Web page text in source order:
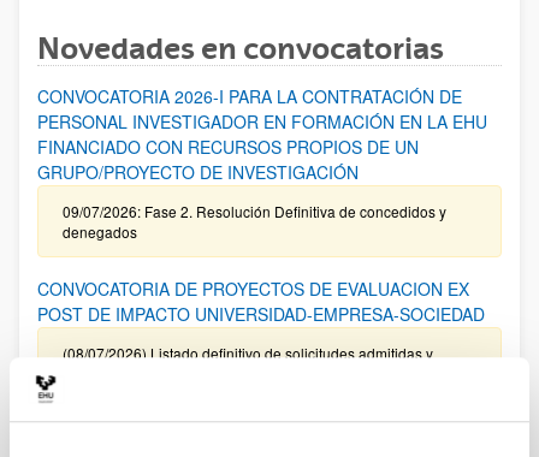
Novedades en convocatorias
CONVOCATORIA 2026-I PARA LA CONTRATACIÓN DE
PERSONAL INVESTIGADOR EN FORMACIÓN EN LA EHU
FINANCIADO CON RECURSOS PROPIOS DE UN
GRUPO/PROYECTO DE INVESTIGACIÓN
09/07/2026: Fase 2. Resolución Definitiva de concedidos y
denegados
CONVOCATORIA DE PROYECTOS DE EVALUACION EX
POST DE IMPACTO UNIVERSIDAD-EMPRESA-SOCIEDAD
(08/07/2026) Listado definitivo de solicitudes admitidas y
ROSA MARIA VIVAR FUNDAZIOA First Global Call for